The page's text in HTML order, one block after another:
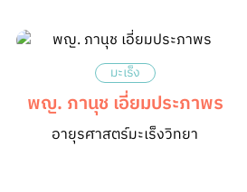
มะเร็ง
พญ. ภานุช เอี่ยมประภาพร
อายุรศาสตร์มะเร็งวิทยา